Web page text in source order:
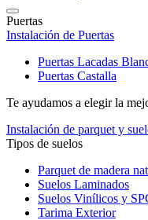
Puertas
Instalación de Puertas
Puertas Lacadas
Puertas Castalla
Te ayudamos a elegir la
Instalación de parquet y
Tipos de suelos
Parquet de madera
Suelos Laminados
Suelos Vinílicos y
Tarima Exterior